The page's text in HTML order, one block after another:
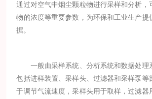
通过对空气中烟尘颗粒物进行采样和分析，
物的浓度等重要参数，为环保和工业生产提
据。
一般由采样系统、分析系统和数据处理
包括进样装置、采样头、过滤器和采样泵等
于调节气流速度，采样头用于取样，过滤器